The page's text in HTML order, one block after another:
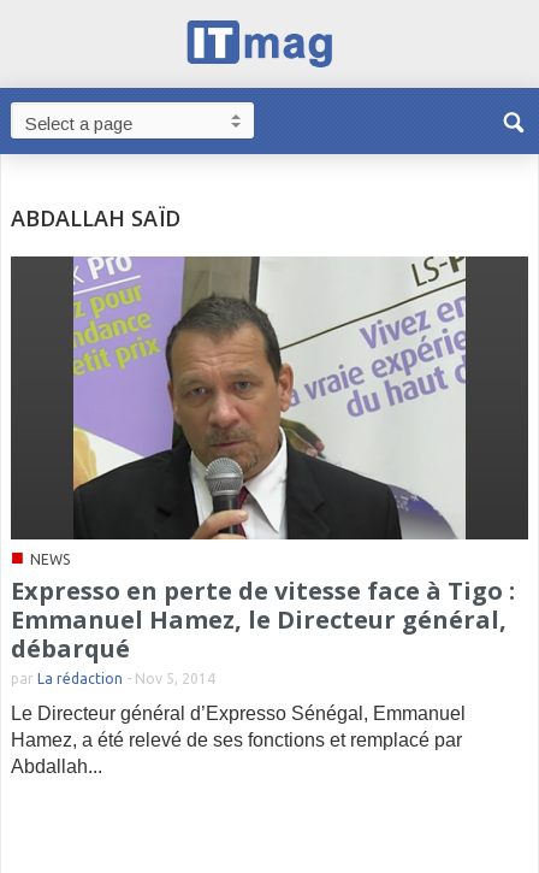
ABDALLAH SAÏD
■ NEWS
Expresso en perte de vitesse face à Tigo :
Emmanuel Hamez, le Directeur général,
débarqué
par La rédaction - Nov 5, 2014
Le Directeur général d’Expresso Sénégal, Emmanuel
Hamez, a été relevé de ses fonctions et remplacé par
Abdallah...